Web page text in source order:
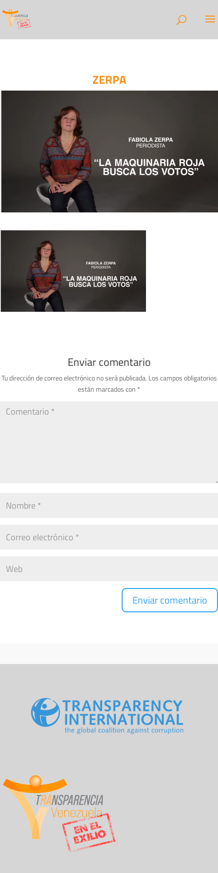
ZERPA
Enviar comentario
Tu dirección de correo electrónico no será publicada. Los campos obligatorios
están marcados con *